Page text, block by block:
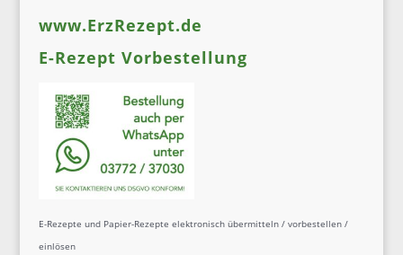
www.ErzRezept.de
E-Rezept Vorbestellung
E-Rezepte und Papier-Rezepte elektronisch übermitteln / vorbestellen /
einlösen